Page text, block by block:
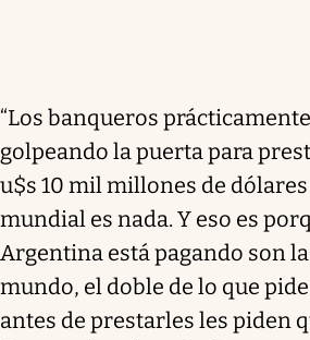
“Los banqueros
golpeando la puerta para
u$s 10 mil millones de
mundial es nada. Y eso es
Argentina está pagando son
mundo, el doble de lo que
antes de prestarles les piden